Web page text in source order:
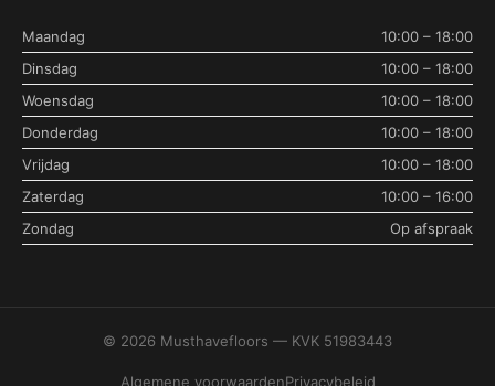
Maandag
10:00 – 18:00
Dinsdag
10:00 – 18:00
Woensdag
10:00 – 18:00
Donderdag
10:00 – 18:00
Vrijdag
10:00 – 18:00
Zaterdag
10:00 – 16:00
Zondag
Op afspraak
© 2026 Musthavefloors — KVK 51983443
Algemene voorwaardenPrivacybeleid